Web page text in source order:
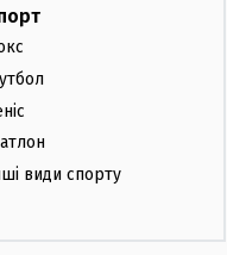
види спорту